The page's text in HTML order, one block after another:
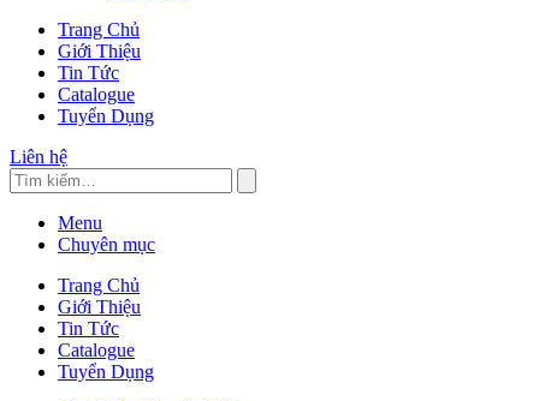
Trang Chủ
Giới Thiệu
Tin Tức
Catalogue
Tuyển Dụng
Liên hệ
Menu
Chuyên mục
Trang Chủ
Giới Thiệu
Tin Tức
Catalogue
Tuyển Dụng